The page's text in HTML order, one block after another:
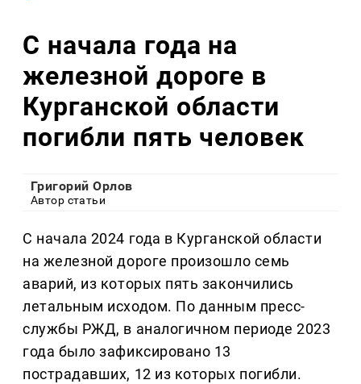
С начала года на
железной дороге в
Курганской области
погибли пять человек
Григорий Орлов
Автор статьи
С начала 2024 года в Курганской области
на железной дороге произошло семь
аварий, из которых пять закончились
летальным исходом. По данным пресс-
службы РЖД, в аналогичном периоде 2023
года было зафиксировано 13
пострадавших, 12 из которых погибли.